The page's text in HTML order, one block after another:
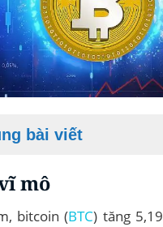
bài viết
mô
bitcoin (BTC) tăng